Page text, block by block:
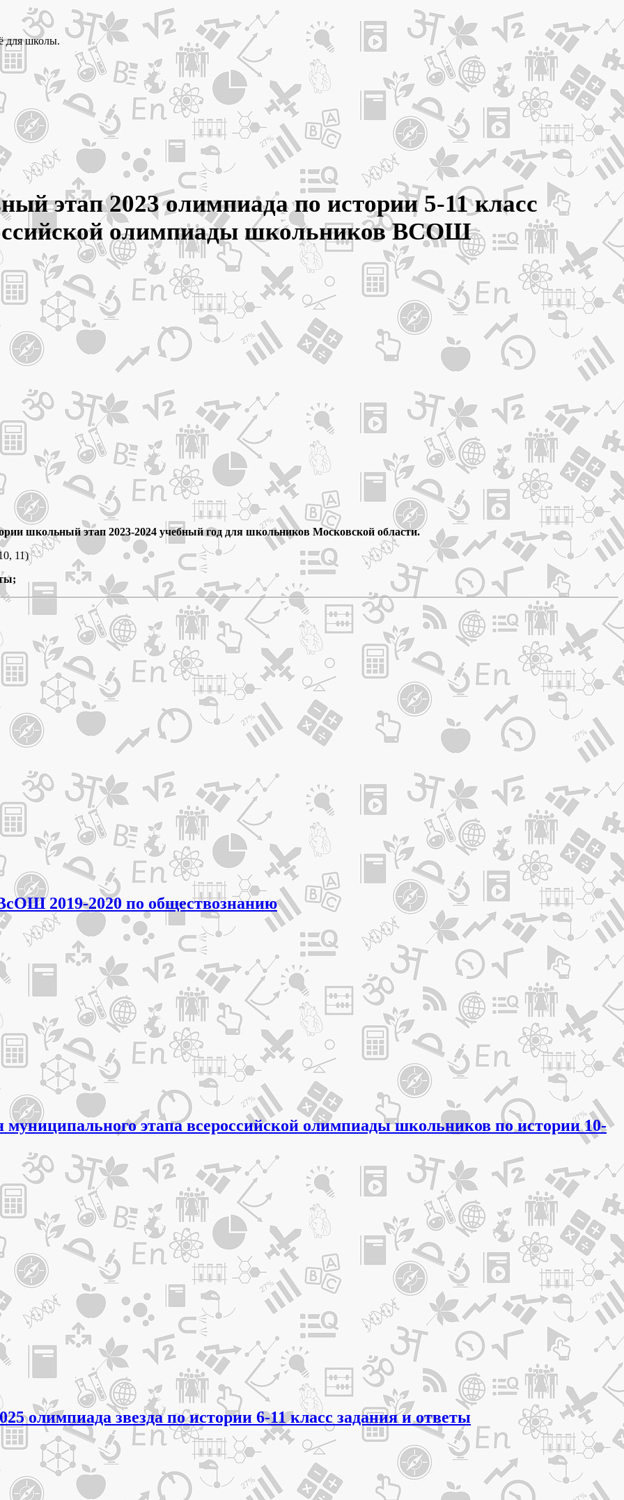
для школы.
этап 2023 олимпиада по истории 5-11 класс
олимпиады школьников ВСОШ
школьный этап 2023-2024 учебный год для школьников Московской области.
11)
2019-2020 по обществознанию
муниципального этапа всероссийской олимпиады школьников по истории 10-
олимпиада звезда по истории 6-11 класс задания и ответы